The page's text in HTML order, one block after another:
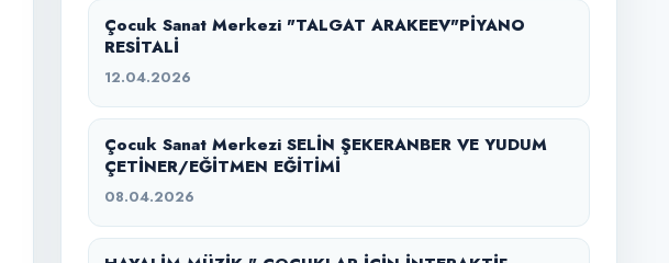
Çocuk Sanat Merkezi "TALGAT ARAKEEV"PİYANO
RESİTALİ
12.04.2026
Çocuk Sanat Merkezi SELİN ŞEKERANBER VE YUDUM
ÇETİNER/EĞİTMEN EĞİTİMİ
08.04.2026